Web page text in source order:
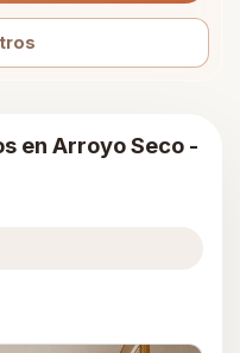
en Arroyo Seco -